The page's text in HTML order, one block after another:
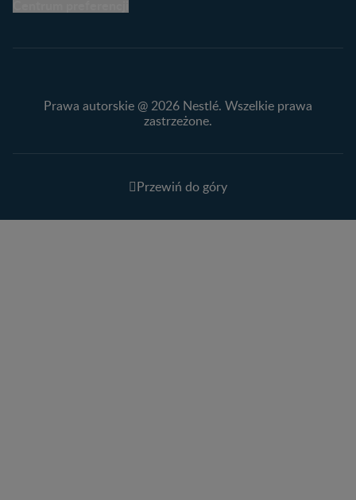
Prawa autorskie @ 2026 Nestlé. Wszelkie prawa
zastrzeżone.
Przewiń do góry